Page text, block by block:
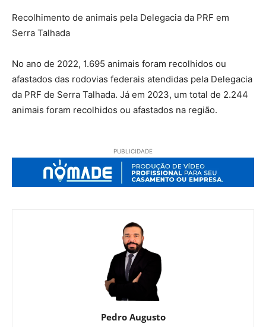
Recolhimento de animais pela Delegacia da PRF em
Serra Talhada
No ano de 2022, 1.695 animais foram recolhidos ou
afastados das rodovias federais atendidas pela Delegacia
da PRF de Serra Talhada. Já em 2023, um total de 2.244
animais foram recolhidos ou afastados na região.
PUBLICIDADE
Pedro Augusto